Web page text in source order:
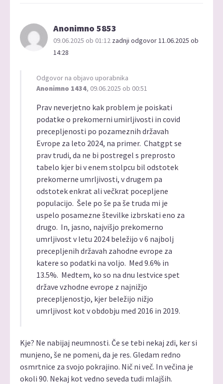
Anonimno 5853
09.06.2025 ob 01:12 zadnji odgovor 11.06.2025 ob
14:28
Odgovor na objavo uporabnika
Anonimno 1434, 09.06.2025 ob 00:51
Prav neverjetno kak problem je poiskati
podatke o prekomerni umirljivosti in covid
precepljenosti po pozameznih državah
Evrope za leto 2024, na primer. Chatgpt se
prav trudi, da ne bi postregel s preprosto
tabelo kjer bi v enem stolpcu bil odstotek
prekomerne umrljivosti, v drugem pa
odstotek enkrat ali večkrat pocepljene
populacijo. Šele po še pa še truda mi je
uspelo posamezne številke izbrskati eno za
drugo. In, jasno, najvišjo prekomerno
umrljivost v letu 2024 beležijo v 6 najbolj
precepljenih državah zahodne evrope za
katere so podatki na voljo. Med 9.6% in
13.5%. Medtem, ko so na dnu lestvice spet
države vzhodne evrope z najnižjo
precepljenostjo, kjer beležijo nižjo
umrljivost kot v obdobju med 2016 in 2019.
Kje? Ne nabijaj neumnosti. Če se tebi nekaj zdi, ker si
munjeno, še ne pomeni, da je res. Gledam redno
osmrtnice za svojo pokrajino. Nič ni več. In večina je
okoli 90. Nekaj kot vedno seveda tudi mlajših.